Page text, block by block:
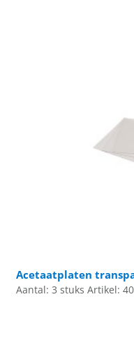
Acetaatplaten
Aantal: 3 stuks Artikel: